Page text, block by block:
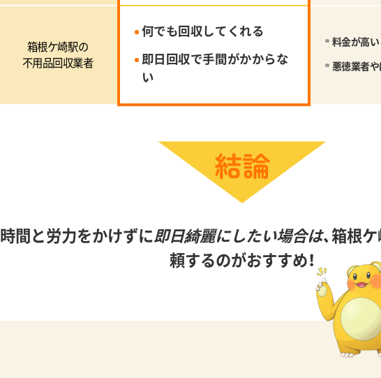
箱根ケ崎駅の
不用品回収業者
何でも回収してくれる
即日回収で手間がかからな
い
料金が高い
悪徳業者
時間と労力をかけずに即日綺麗にしたい場合は、箱根
頼するのがおすすめ！